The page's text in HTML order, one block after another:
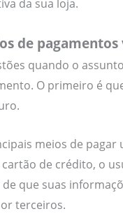
da sua loja.
de pagamentos
quando o
O primeiro é
meios de pagar
de crédito, o
que suas
terceiros.